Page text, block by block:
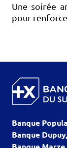
Une soirée
pour
Banque
Banque